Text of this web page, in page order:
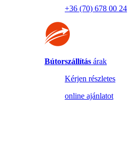
+36 (70) 678 00 24
Bútorszállítás árak
Kérjen részletes
online ajánlatot